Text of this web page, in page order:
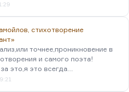
стихотворение
точнее,проникновение в
и самого поэта!
это,я это всегда…